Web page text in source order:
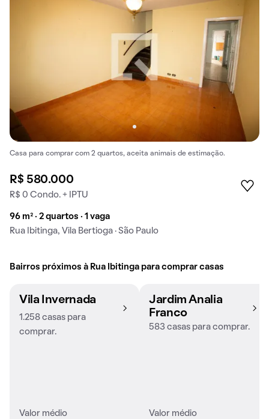
Casa para comprar com 2 quartos, aceita animais de estimação.
R$ 580.000
R$ 0 Condo. + IPTU
96 m² · 2 quartos · 1 vaga
Rua Ibitinga, Vila Bertioga · São Paulo
Bairros próximos à Rua Ibitinga para comprar casas
Vila Invernada
1.258 casas para
comprar.
Valor médio
Jardim Analia
Franco
583 casas para comprar.
Valor médio